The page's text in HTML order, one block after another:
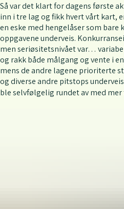
Så var det klart for dagens første
inn i tre lag og fikk hvert vårt kart,
en eske med hengelåser som bare
oppgavene underveis.
men seriøsitetsnivået var…
og rakk både målgang og vente i
mens de andre lagene prioriterte
og diverse andre pitstops
ble selvfølgelig rundet av med mer